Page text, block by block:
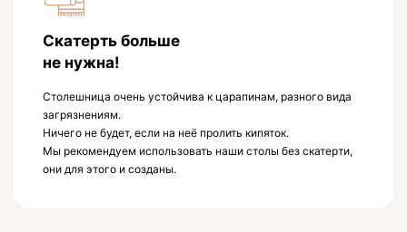
Скатерть больше
не нужна!
Столешница очень устойчива к царапинам, разного вида
загрязнениям.
Ничего не будет, если на неё пролить кипяток.
Мы рекомендуем использовать наши столы без скатерти,
они для этого и созданы.